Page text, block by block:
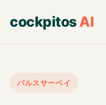
cockpitosAI
パルスサーベイ